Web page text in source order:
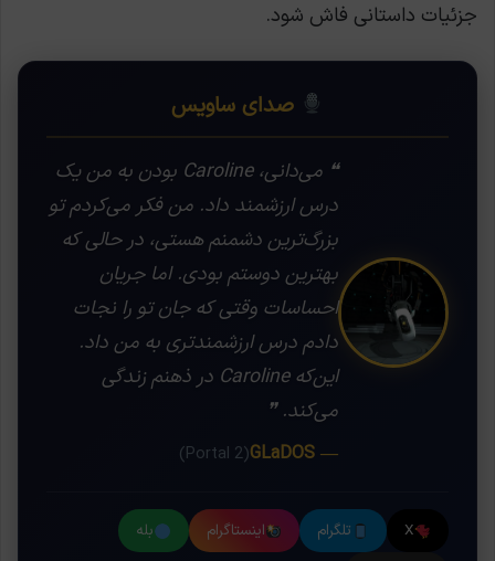
جزئیات داستانی فاش شود.
صدای ساویس
❝ می‌دانی، Caroline بودن به من یک
درس ارزشمند داد. من فکر می‌کردم تو
بزرگ‌ترین دشمنم هستی، در حالی که
بهترین دوستم بودی. اما جریان
احساسات وقتی که جان تو را نجات
دادم درس ارزشمندتری به من داد.
این‌که Caroline در ذهنم زندگی
می‌کند. ❞
— GLaDOS
(Portal 2)
X تلگرام اینستاگرام
بله